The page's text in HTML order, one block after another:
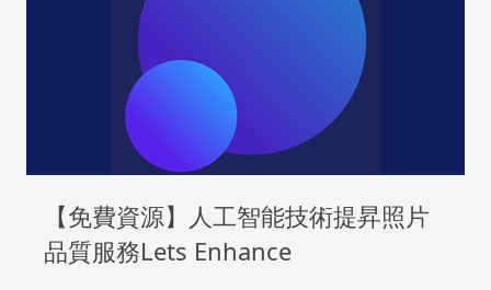
【免費資源】人工智能技術提昇照片
品質服務Lets Enhance